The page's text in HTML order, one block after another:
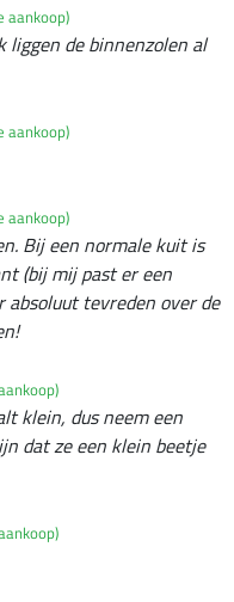
aankoop)
liggen de binnenzolen al
aankoop)
aankoop)
Bij een normale kuit is
(bij mij past er een
tevreden over de
klein, dus neem een
dat ze een klein beetje